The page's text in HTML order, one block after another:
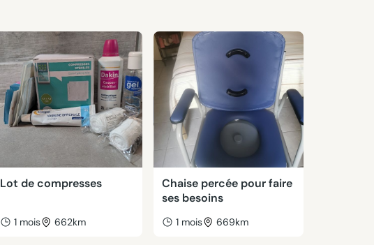
Lot de compresses
1 mois 662km
Chaise percée pour faire
ses besoins
1 mois 669km